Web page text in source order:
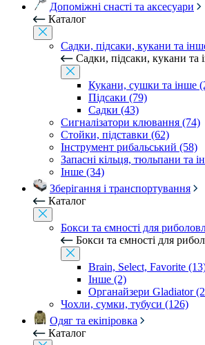
Допоміжні снасті та аксесуари
Каталог
Садки, підсаки, кукани та
Садки, підсаки, кукани та
Кукани, сушки та інше
Підсаки (79)
Садки (43)
Сигналізатори клювання (74)
Стойки, підставки (62)
Інструмент рибальський (58)
Запасні кільця, тюльпани та
Інше (34)
Зберігання і транспортування
Каталог
Бокси та ємності для
Бокси та ємності для
Brain, Select, Favorite
Інше (2)
Органайзери Gladiator
Чохли, сумки, тубуси (126)
Одяг та екіпіровка
Каталог